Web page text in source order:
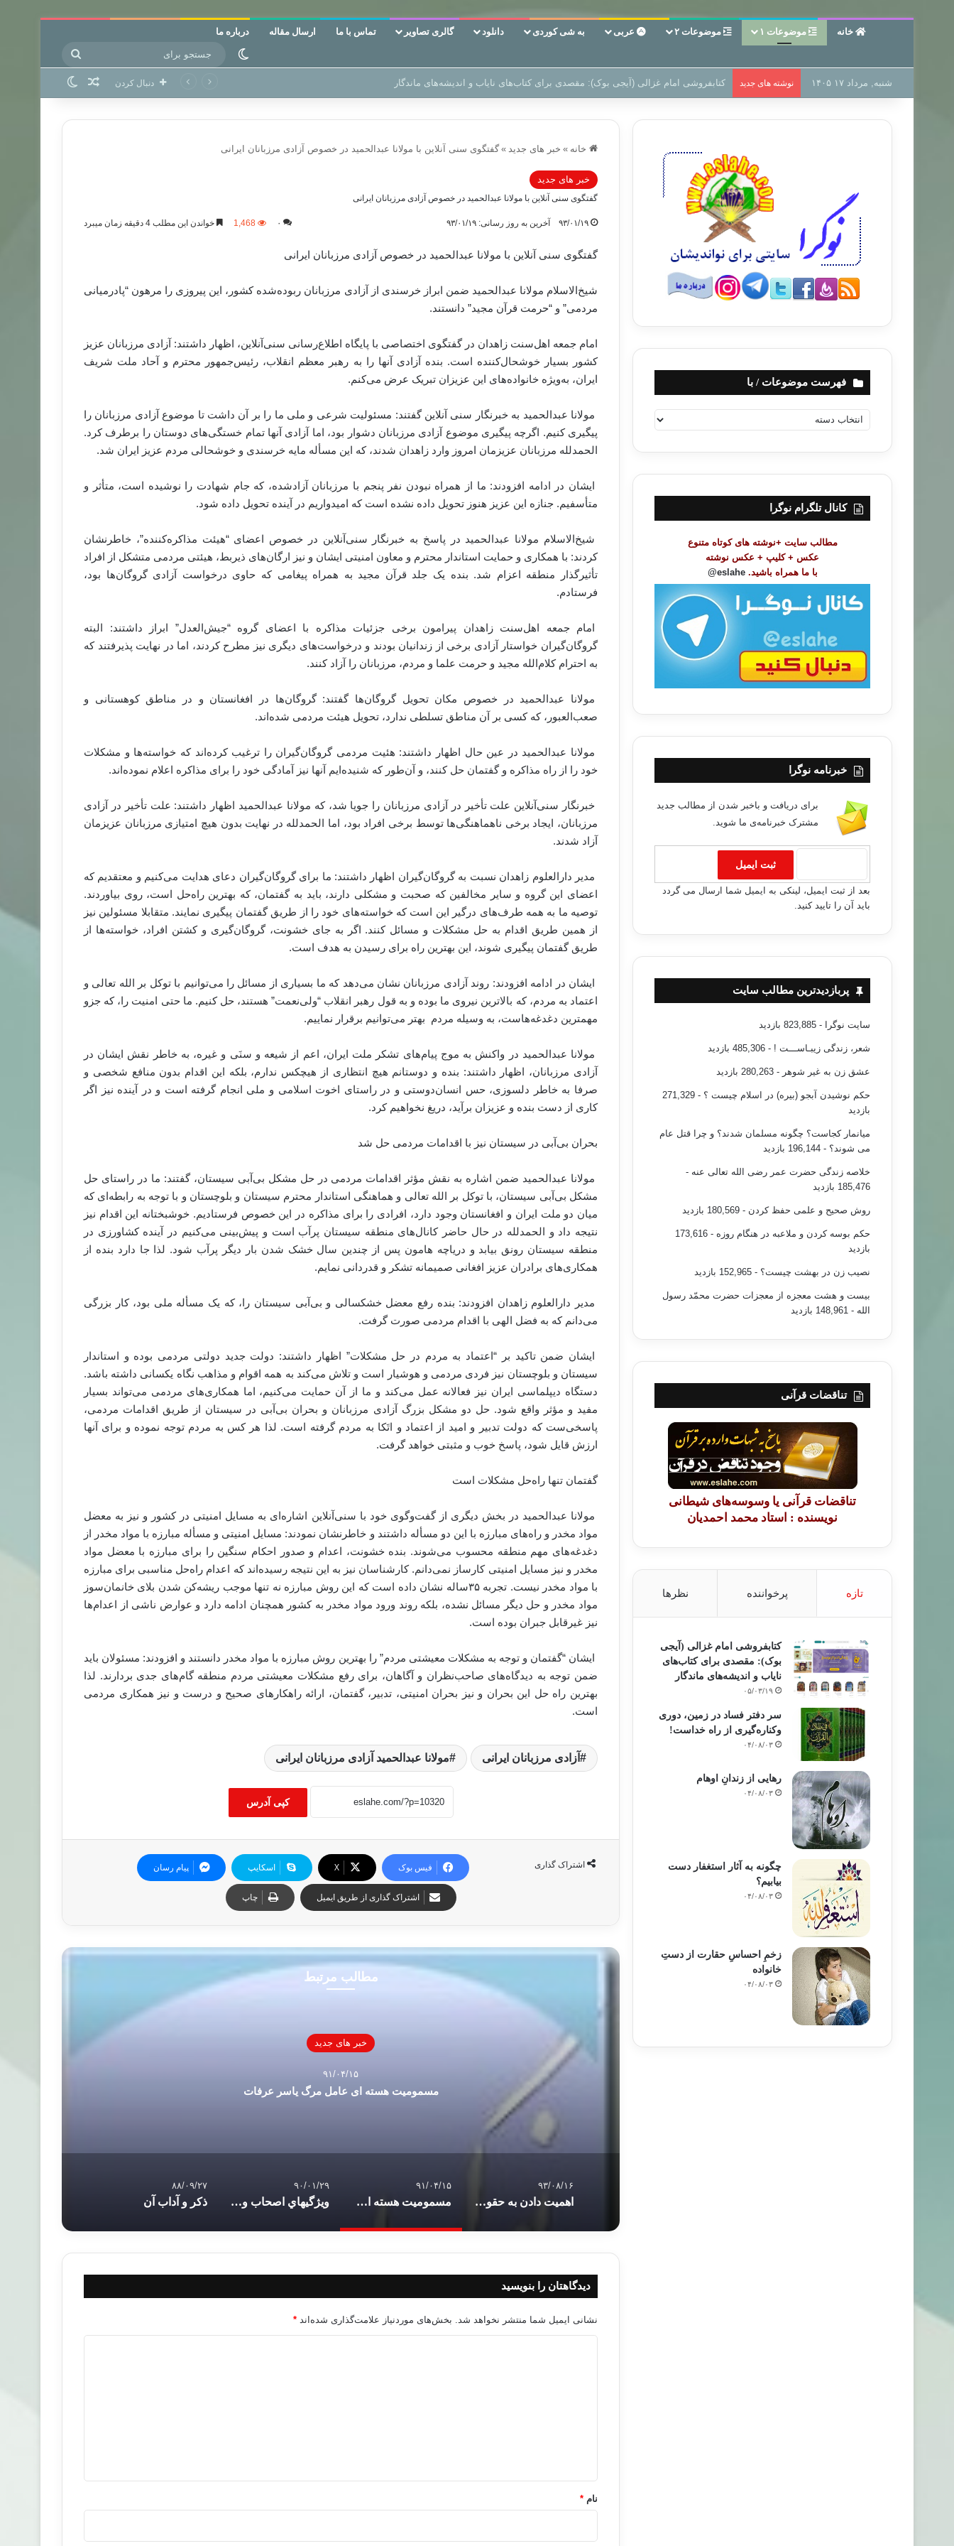
خانه موضوعات ۱ موضوعات ۲ عربی به شی کوردی دانلود گالری تصاویر تماس با ما ارسال مقاله درباره ما
تغییر پوسته
برای شنبه, مرداد ۱۷ ۱۴۰۵ نوشته های جدید سر دفتر فساد در زمین‌، دوری وکناره‌گیری از راه خداست‌! دنبال کردن نوشته تصادفی
خانه » خبر های جدید » گفتگوی سنی آنلاین با مولانا عبدالحمید در خصوص آزادی مرزبانان ایرانی
خبر های جدید
گفتگوی سنی آنلاین با مولانا عبدالحمید در خصوص آزادی مرزبانان ایرانی
۹۳/۰۱/۱۹ آخرین به روز رسانی: ۹۳/۰۱/۱۹ ۰ 1,468 خواندن این مطلب 4 دقیقه زمان میبرد
گفتگوی سنی آنلاین با مولانا عبدالحمید در خصوص آزادی مرزبانان ایرانی
شیخ‌الاسلام مولانا عبدالحمید ضمن ابراز خرسندی از آزادی مرزبانان ربوده‌شده کشور، این پیروزی را مرهون “پادرمیانی
مردمی” و “حرمت قرآن مجید” دانستند.
امام جمعه اهل‌سنت زاهدان در گفتگوی اختصاصی با پایگاه اطلاع‌رسانی سنی‌آنلاین، اظهار داشتند: آزادی مرزبانان عزیز
کشور بسیار خوشحال‌کننده است. بنده آزادی آنها را به رهبر معظم انقلاب، رئیس‌جمهور محترم و آحاد ملت شریف
ایران، به‌ویژه خانواده‌های این عزیزان تبریک عرض می‌کنم.
مولانا عبدالحمید به خبرنگار سنی آنلاین گفتند: مسئولیت شرعی و ملی ما را بر آن داشت تا موضوع آزادی مرزبانان را
پیگیری کنیم. اگرچه پیگیری موضوع آزادی مرزبانان دشوار بود، اما آزادی آنها تمام خستگی‌های دوستان را برطرف کرد.
الحمدلله مرزبانان عزیزمان امروز وارد زاهدان شدند، که این مسأله مایه خرسندی و خوشحالی مردم عزیز ایران شد.
ایشان در ادامه افزودند: ما از همراه نبودن نفر پنجم با مرزبانان آزادشده، ‌که جام شهادت را نوشیده است، متأثر و
متأسفیم. جنازه این عزیز هنوز تحویل داده نشده است که امیدواریم در آینده تحویل داده شود.
شیخ‌الاسلام مولانا عبدالحمید در پاسخ به خبرنگار سنی‌آنلاین در خصوص اعضای “هیئت مذاکره‌کننده”، خاطرنشان
کردند: با همکاری و حمایت استاندار محترم و معاون امنیتی ایشان و نیز ارگان‌های ذیربط، هیئتی مردمی متشکل از افراد
تأثیرگذار منطقه اعزام شد. بنده یک جلد قرآن مجید به همراه پیغامی که حاوی درخواست آزادی گروگا‌ن‌ها بود،
فرستادم.
امام جمعه اهل‌سنت زاهدان پیرامون برخی جزئیات مذاکره با اعضای گروه “جیش‌العدل” ابراز داشتند: البته
گروگان‌گیران خواستار آزادی برخی از زندانیان بودند و درخواست‌های دیگری نیز مطرح کردند، اما در نهایت پذیرفتند که
به احترام کلام‌الله مجید و حرمت علما و مردم، مرزبانان را آزاد کنند.
مولانا عبدالحمید در خصوص مکان تحویل گروگان‌ها گفتند: گروگان‌ها در افغانستان و در مناطق کوهستانی و
صعب‌العبور، که کسی بر آن مناطق تسلطی ندارد، تحویل هیئت مردمی شده‌اند.
مولانا عبدالحمید در عین حال اظهار داشتند: هئیت مردمی گروگان‌گیران را ترغیب کرده‌اند که خواسته‌ها و مشکلات
خود را از راه مذاکره و گفتمان حل کنند، ‌و آن‌طور که شنیده‌ایم آنها نیز آمادگی خود را برای مذاکره اعلام نموده‌اند.
خبرنگار سنی‌آنلاین علت تأخیر در آزادی مرزبانان را جویا شد، که مولانا عبدالحمید اظهار داشتند: علت تأخیر در آزادی
مرزبانان، ایجاد برخی ناهماهنگی‌ها توسط برخی افراد بود، اما الحمدلله در نهایت بدون هیچ امتیازی مرزبانان عزیزمان
آزاد شدند.
مدیر دارالعلوم زاهدان نسبت به گروگان‌گیران اظهار داشتند: ما برای گروگان‌گیران دعای هدایت می‌کنیم و معتقدیم که
اعضای این گروه و سایر مخالفین که صحبت و مشکلی دارند، باید به گفتمان، که بهترین راه‌حل است، ‌روی بیاوردند.
توصیه ما به همه طرف‌های درگیر این است که خواسته‌های خود را از طریق گفتمان پیگیری نمایند. متقابلا مسئولین نیز
از همین طریق اقدام به حل مشکلات و مسائل کنند. اگر به جای خشونت، گروگان‌گیری و کشتن افراد، خواسته‌ها از
طریق گفتمان پیگیری شوند، این بهترین راه برای رسیدن به هدف است.
ایشان در ادامه افزودند: روند آزادی مرزبانان نشان می‌دهد که ما بسیاری از مسائل را می‌توانیم با توکل بر الله تعالی و
اعتماد به مردم، که بالاترین نیروی ما بوده و به قول رهبر انقلاب “ولی‌نعمت” هستند، حل کنیم. ما حتی امنیت را،‌ که جزو
مهمترین دغدغه‌هاست، به وسیله مردم بهتر می‌توانیم برقرار نماییم.
مولانا عبدالحمید در واکنش به موج پیام‌های تشکر ملت ایران، اعم از شیعه و سنَی و غیره، به خاطر نقش ایشان در
آزادی مرزبانان، اظهار داشتند: بنده و دوستانم هیچ انتظاری از هیچکس ندارم، بلکه این اقدام بدون منافع شخصی و
صرفا به خاطر دلسوزی، حس انسان‌دوستی و در راستای اخوت اسلامی و ملی انجام گرفته است و در آینده نیز اگر
کاری از دست بنده و عزیزان برآید، دریغ نخواهیم کرد.
بحران بی‌آبی در سیستان نیز با اقدامات مردمی حل شد
مولانا عبدالحمید ضمن اشاره به نقش مؤثر اقدامات مردمی در حل مشکل بی‌آبی سیستان، گفتند: ما در راستای حل
مشکل بی‌آبی سیستان، با توکل بر الله تعالی و هماهنگی استاندار محترم سیستان و بلوچستان و با توجه به رابطه‌ای که
میان دو ملت ایران و افغانستان وجود دارد، افرادی را برای مذاکره در این خصوص فرستادیم. خوشبختانه این اقدام نیز
نتیجه داد و الحمدلله در حال حاضر کانال‌های منطقه سیستان پرآب است و پیش‌بینی می‌کنیم در آینده کشاورزی در
منطقه سیستان رونق بیابد و دریاچه هامون پس از چندین سال خشک شدن بار دیگر پرآب شود. لذا جا دارد بنده از
همکاری‌های برادران عزیز افغانی صمیمانه تشکر و قدردانی نمایم.
مدیر دارالعلوم زاهدان افزودند: بنده رفع معضل خشکسالی و بی‌آبی سیستان را، که یک مسأله ملی بود، کار بزرگی
می‌دانم که به فضل الهی با اقدام مردمی صورت گرفت.
ایشان ضمن تاکید بر “اعتماد به مردم در حل مشکلات” اظهار داشتند: دولت جدید دولتی مردمی بوده و استاندار
سیستان و بلوچستان نیز فردی مردمی و هوشیار است و تلاش می‌کند به همه اقوام و مذاهب نگاه یکسانی داشته باشد.
دستگاه دیپلماسی ایران نیز فعالانه عمل می‌کند و ما از آن حمایت می‌کنیم، اما همکاری‌های مردمی می‌تواند بسیار
مفید و مؤثر واقع شود. حل دو مشکل بزرگ آزادی مرزبانان و بحران بی‌آبی در سیستان از طریق اقدامات مردمی،
پاسخی‌ست که دولت تدبیر و امید از اعتماد و اتَکا به مردم گرفته است. لذا هر کس به مردم توجه نموده و برای آنها
ارزش قایل شود، پاسخ خوب و مثبتی خواهد گرفت.
گفتمان تنها راه‌حل مشکلات است
مولانا عبدالحمید در بخش دیگری از گفت‌وگوی خود با سنی‌آنلاین اشاره‌ای به مسایل امنیتی در کشور و نیز به معضل
مواد مخدر و راه‌های مبارزه با این دو مسأله داشتند و خاطرنشان نمودند: مسایل امنیتی و مسأله مبارزه با مواد مخدر از
دغدغه‌های مهم منطقه محسوب می‌شوند. بنده خشونت، اعدام و صدور احکام سنگین را برای مبارزه با معضل مواد
مخدر و نیز مسایل امنیتی کارساز نمی‌دانم. کارشناسان نیز به این نتیجه رسیده‌اند که اعدام راه‌حل مناسبی برای مبارزه
با مواد مخدر نیست. تجربه ۳۵ساله‌ نشان داده است که این روش مبارزه نه تنها موجب ریشه‌کن شدن بلای خانمان‌سوز
مواد مخدر و حل دیگر مسائل نشده، بلکه روند ورود مواد مخدر به کشور همچنان ادامه دارد و عوارض ناشی از اعدام‌ها
نیز غیرقابل جبران بوده است.
ایشان “گفتمان و توجه به مشکلات معیشتی مردم” را بهترین روش مبارزه با مواد مخدر دانستند و افزودند: مسئولان باید
ضمن توجه به دیدگاه‌های صاحب‌نظران و آگاهان، برای رفع مشکلات معیشتی مردم منطقه گام‌های جدی بردارند. لذا
بهترین راه حل این بحران و نیز بحران امنیتی،‌ تدبیر، گفتمان، ارائه راهکارهای صحیح و درست و نیز همکاری مردمی
است.
آزادی مرزبانان ایرانی مولانا عبدالحمید آزادی مرزبانان ایرانی
کپی آدرس
اشتراک گذاری فیس بوک X اسکایپ پیام رسان
اشتراک گذاری از طریق ایمیل چاپ
مطالب مرتبط
زن خانواده خبر های جدید
۹۱/۰۴/۱۵
مسمومیت هسته ای عامل مرگ یاسر عرفات
۹۳/۰۸/۱۶
اهمیت دادن به حقوق مادی خانواده
۹۱/۰۴/۱۵
مسمومیت هسته ای عامل مرگ یاسر عرفات
۹۰/۰۱/۲۹
ويژگيهاي اصحاب و همراهان پيامبر در قرآن
۸۸/۰۹/۲۷
ذکر و آداب آن
دیدگاهتان را بنویسید
نشانی ایمیل شما منتشر نخواهد شد. بخش‌های موردنیاز علامت‌گذاری شده‌اند *
نام *
فهرست موضوعات / با
ه
ت
ض
کانال تلگرام نوگرا
مطالب سایت +نوشته های کوتاه متنوع
عکس + کلیپ + عکس نوشته
با ما همراه باشید. eslahe@
خبرنامه نوگرا
برای دریافت و باخبر شدن از مطالب جدید
مشترک خبرنامه‌ی ما شوید.
بعد از ثبت ایمیل، لینکی به ایمیل شما ارسال می گردد
باید آن را تایید کنید.
پربازدیدترین مطالب سایت
سایت نوگرا - 823,885 بازدید
شعر، زندگی زیبـاســـت ! - 485,306 بازدید
عشق زن به غیر شوهر - 280,263 بازدید
حکم نوشیدن آبجو (بیره) در اسلام چیست ؟
- 271,329
بازدید
میانمار کجاست؟ چگونه مسلمان شدند؟ و چرا قتل عام
می شوند؟ - 196,144 بازدید
خلاصه زندگی حضرت عمر رضی الله تعالی عنه -
185,476 بازدید
روش صحیح و علمی حفظ کردن - 180,569 بازدید
حکم بوسه کردن و ملاعبه در هنگام روزه
- 173,616
بازدید
نصیب زن در بهشت چیست؟ - 152,965 بازدید
بیست و هشت معجزه از معجزات حضرت محمّد رسول
الله - 148,961 بازدید
تناقضات قرآنی
تناقضات قرآنی یا وسوسه‌های شیطانی
نویسنده : استاد محمد احمدیان
تازه پرخواننده نظرها
کتابفروشی امام غزالی (آیجی
بوک): مقصدی برای کتاب‌های
نایاب و اندیشه‌های ماندگار
۰۵/۰۳/۱۹
سر دفتر فساد در زمین‌، دوری
وکناره‌گیری از راه خداست‌!
۰۴/۰۸/۰۳
رهایی از زندانِ اوهام
۰۴/۰۸/۰۳
چگونه به آثار استغفار دست
بیابیم؟
۰۴/۰۸/۰۳
زخمِ احساسِ حقارت از دستِ
خانواده
۰۴/۰۸/۰۳